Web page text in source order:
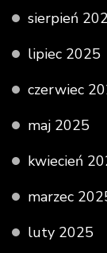
sierpień
lipiec 2025
czerwiec
maj 2025
kwiecień
marzec
luty 2025